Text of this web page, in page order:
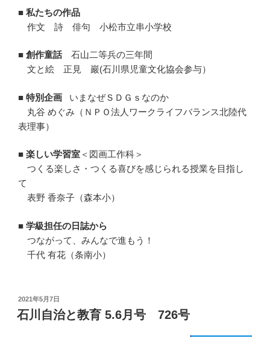
■ 私たちの作品
作文 詩 俳句 小松市立串小学校
■ 創作童話石山二等兵の三年間
文と絵 正見 巖(石川県児童文化協会参与）
■ 特別企画 いまなぜＳＤＧｓなのか
丸谷 めぐみ（ＮＰＯ法人ワークライフバランス北陸代
表理事）
■ 楽しい学習室 ＜図画工作科＞
つくる楽しさ・つくる喜びを感じられる授業を目指し
て
表野 香奈子（森本小）
■ 学級担任の日誌から
つながって、みんなで進もう！
千代 有花（条南小）
投
稿
日:
2021年5月7日
石川自治と教育 5.6月号 726号